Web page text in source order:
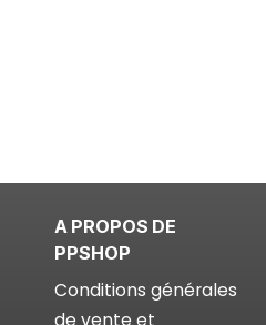
A PROPOS DE
PPSHOP
Conditions générales